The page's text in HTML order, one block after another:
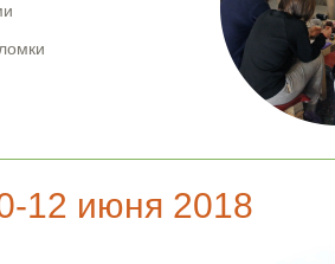
12 июня 2018